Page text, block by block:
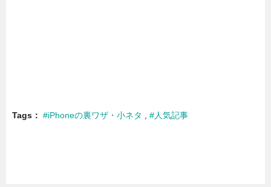
Tags #iPhoneの裏ワザ・小ネタ #人気記事